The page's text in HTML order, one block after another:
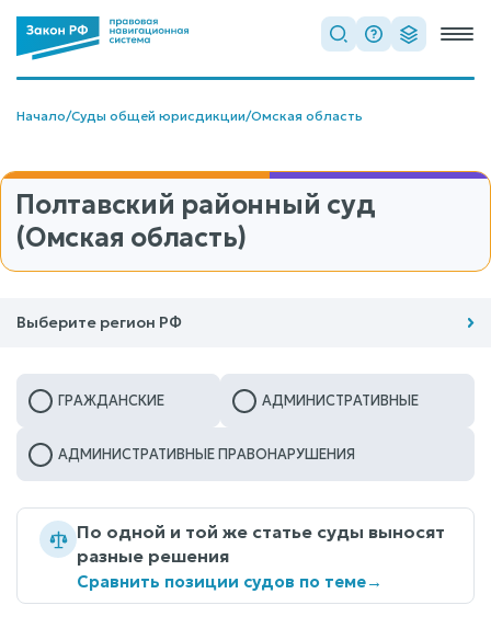
Начало/Суды общей юрисдикции/Омская область
Полтавский районный суд
(Омская область)
Выберите регион РФ
ГРАЖДАНСКИЕ АДМИНИСТРАТИВНЫЕ
АДМИНИСТРАТИВНЫЕ ПРАВОНАРУШЕНИЯ
По одной и той же статье суды выносят
разные решения
Сравнить позиции судов по теме→